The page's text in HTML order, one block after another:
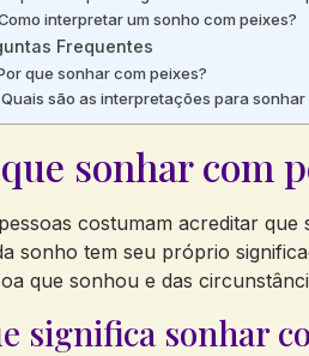
interpretar um sonho com peixes?
Frequentes
que sonhar com peixes?
Quais são as interpretações para sonhar
sonhar com
costumam acreditar
sonho tem seu próprio
que sonhou e das
significa sonhar